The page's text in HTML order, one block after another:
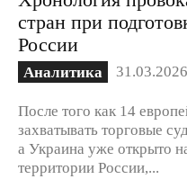
стран при
России
Аналитика 31.03.2026
После того как 14
захватывать торговые
а Украина уже открыто
территории России,...